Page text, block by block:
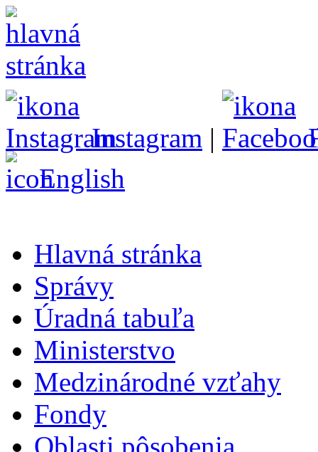
Instagram |
English
Hlavná stránka
Správy
Úradná tabuľa
Ministerstvo
Medzinárodné vzťahy
Fondy